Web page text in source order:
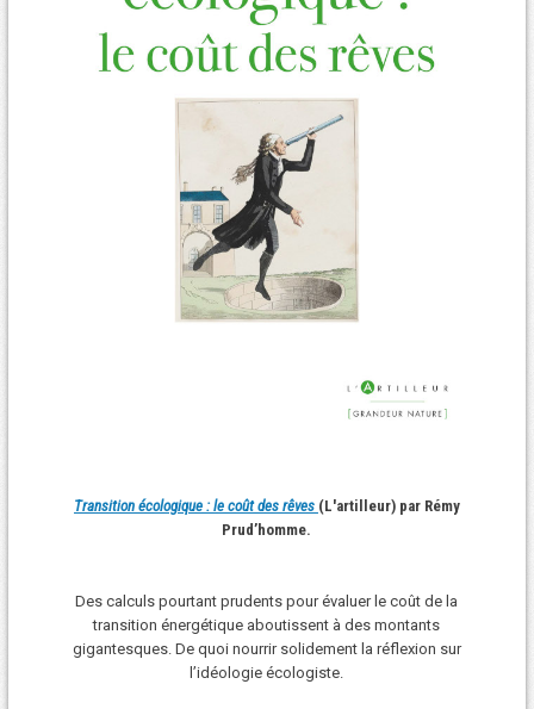
Transition écologique : le coût des rêves (L'artilleur) par Rémy
Prud’homme.
Des calculs pourtant prudents pour évaluer le coût de la
transition énergétique aboutissent à des montants
gigantesques. De quoi nourrir solidement la réflexion sur
l’idéologie écologiste.